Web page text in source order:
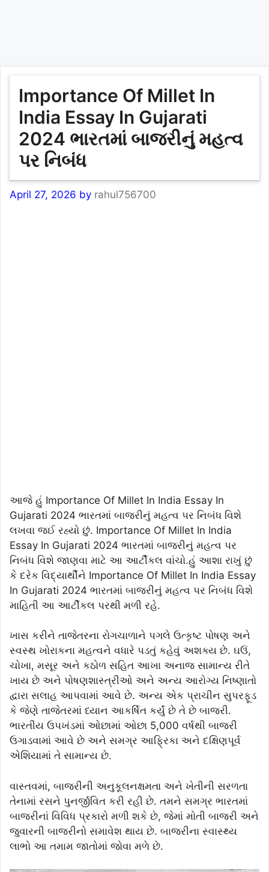
Importance Of Millet In
India Essay In Gujarati
2024 ભારતમાં બાજરીનું મહત્વ
પર નિબંધ
April 27, 2026 by rahul756700
આજે હું Importance Of Millet In India Essay In
Gujarati 2024 ભારતમાં બાજરીનું મહત્વ પર નિબંધ વિશે
લખવા જઈ રહ્યો છું. Importance Of Millet In India
Essay In Gujarati 2024 ભારતમાં બાજરીનું મહત્વ પર
નિબંધ વિશે જાણવા માટે આ આર્ટીકલ વાંચો.હું આશા રાખું છું
કે દરેક વિદ્યાર્થીને Importance Of Millet In India Essay
In Gujarati 2024 ભારતમાં બાજરીનું મહત્વ પર નિબંધ વિશે
માહિતી આ આર્ટીકલ પરથી મળી રહે.
ખાસ કરીને તાજેતરના રોગચાળાને પગલે ઉત્કૃષ્ટ પોષણ અને
સ્વસ્થ ખોરાકના મહત્વને વધારે પડતું કહેવું અશક્ય છે. ઘઉં,
ચોખા, મસૂર અને કઠોળ સહિત આખા અનાજ સામાન્ય રીતે
ખાય છે અને પોષણશાસ્ત્રીઓ અને અન્ય આરોગ્ય નિષ્ણાતો
દ્વારા સલાહ આપવામાં આવે છે. અન્ય એક પ્રાચીન સુપરફૂડ
કે જેણે તાજેતરમાં ધ્યાન આકર્ષિત કર્યું છે તે છે બાજરી.
ભારતીય ઉપખંડમાં ઓછામાં ઓછા 5,000 વર્ષથી બાજરી
ઉગાડવામાં આવે છે અને સમગ્ર આફ્રિકા અને દક્ષિણપૂર્વ
એશિયામાં તે સામાન્ય છે.
વાસ્તવમાં, બાજરીની અનુકૂલનક્ષમતા અને ખેતીની સરળતા
તેનામાં રસને પુનર્જીવિત કરી રહી છે. તમને સમગ્ર ભારતમાં
બાજરીનાં વિવિધ પ્રકારો મળી શકે છે, જેમાં મોતી બાજરી અને
જુવારની બાજરીનો સમાવેશ થાય છે. બાજરીના સ્વાસ્થ્ય
લાભો આ તમામ જાતોમાં જોવા મળે છે.